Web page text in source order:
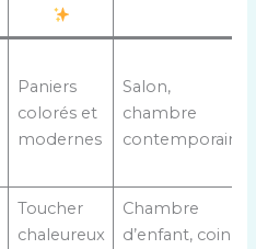
Paniers
colorés et
modernes
Salon,
chambre
contemporaine
Toucher
chaleureux
Chambre
d’enfant, coin